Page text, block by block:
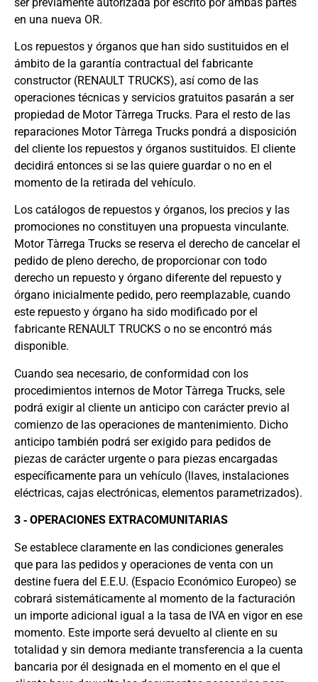
en una nueva OR.
Los repuestos y órganos que han sido sustituidos en el
ámbito de la garantía contractual del fabricante
constructor (RENAULT TRUCKS), así como de las
operaciones técnicas y servicios gratuitos pasarán a ser
propiedad de Motor Tàrrega Trucks. Para el resto de las
reparaciones Motor Tàrrega Trucks pondrá a disposición
del cliente los repuestos y órganos sustituidos. El cliente
decidirá entonces si se las quiere guardar o no en el
momento de la retirada del vehículo.
Los catálogos de repuestos y órganos, los precios y las
promociones no constituyen una propuesta vinculante.
Motor Tàrrega Trucks se reserva el derecho de cancelar el
pedido de pleno derecho, de proporcionar con todo
derecho un repuesto y órgano diferente del repuesto y
órgano inicialmente pedido, pero reemplazable, cuando
este repuesto y órgano ha sido modificado por el
fabricante RENAULT TRUCKS o no se encontró más
disponible.
Cuando sea necesario, de conformidad con los
procedimientos internos de Motor Tàrrega Trucks, sele
podrá exigir al cliente un anticipo con carácter previo al
comienzo de las operaciones de mantenimiento. Dicho
anticipo también podrá ser exigido para pedidos de
piezas de carácter urgente o para piezas encargadas
específicamente para un vehículo (llaves, instalaciones
eléctricas, cajas electrónicas, elementos parametrizados).
3 ‐ OPERACIONES EXTRACOMUNITARIAS
Se establece claramente en las condiciones generales
que para las pedidos y operaciones de venta con un
destine fuera del E.E.U. (Espacio Económico Europeo) se
cobrará sistemáticamente al momento de la facturación
un importe adicional igual a la tasa de IVA en vigor en ese
momento. Este importe será devuelto al cliente en su
totalidad y sin demora mediante transferencia a la cuenta
bancaria por él designada en el momento en el que el